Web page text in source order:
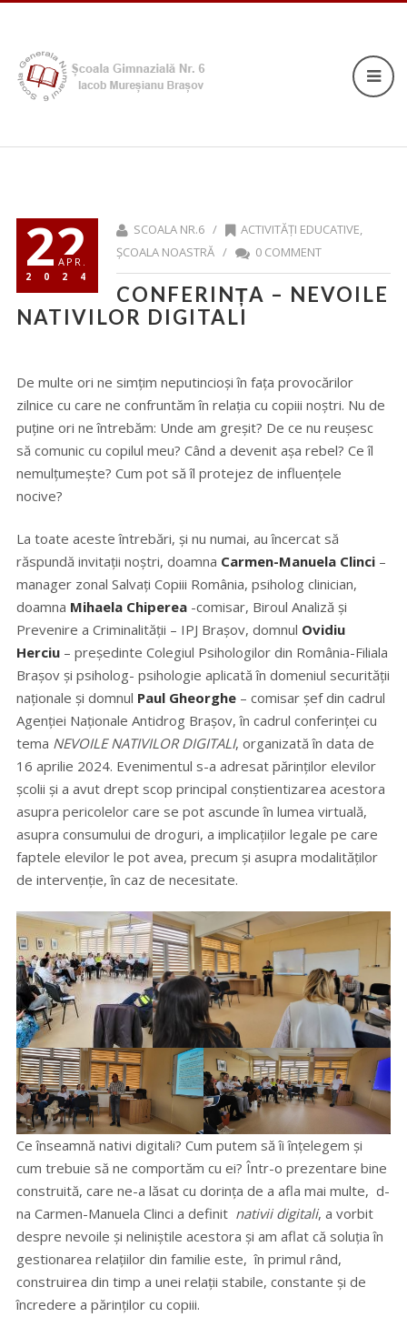
22
APR.
2024
SCOALA NR.6 / ACTIVITĂȚI EDUCATIVE,
ȘCOALA NOASTRĂ/ 0 COMMENT
CONFERINȚA – NEVOILE
NATIVILOR DIGITALI
De multe ori ne simțim neputincioși în fața provocărilor
zilnice cu care ne confruntăm în relația cu copiii noștri. Nu de
puține ori ne întrebăm: Unde am greșit? De ce nu reușesc
să comunic cu copilul meu? Când a devenit așa rebel? Ce îl
nemulțumește? Cum pot să îl protejez de influențele
nocive?
La toate aceste întrebări, și nu numai, au încercat să
răspundă invitații noștri, doamna Carmen-Manuela Clinci–
manager zonal Salvați Copiii România, psiholog clinician,
doamna Mihaela Chiperea-comisar, Biroul Analiză și
Prevenire a Criminalității – IPJ Brașov, domnul Ovidiu
Herciu– președinte Colegiul Psihologilor din România-Filiala
Brașov și psiholog- psihologie aplicată în domeniul securității
naționale și domnul Paul Gheorghe– comisar șef din cadrul
Agenției Naționale Antidrog Brașov, în cadrul conferinței cu
tema NEVOILE NATIVILOR DIGITALI, organizată în data de
16 aprilie 2024. Evenimentul s-a adresat părinților elevilor
școlii și a avut drept scop principal conștientizarea acestora
asupra pericolelor care se pot ascunde în lumea virtuală,
asupra consumului de droguri, a implicațiilor legale pe care
faptele elevilor le pot avea, precum și asupra modalităților
de intervenție, în caz de necesitate.
Ce înseamnă nativi digitali? Cum putem să îi înțelegem și
cum trebuie să ne comportăm cu ei? Într-o prezentare bine
construită, care ne-a lăsat cu dorința de a afla mai multe, d-
na Carmen-Manuela Clinci a definit nativii digitali, a vorbit
despre nevoile și neliniștile acestora și am aflat că soluția în
gestionarea relațiilor din familie este, în primul rând,
construirea din timp a unei relații stabile, constante și de
încredere a părinților cu copiii.